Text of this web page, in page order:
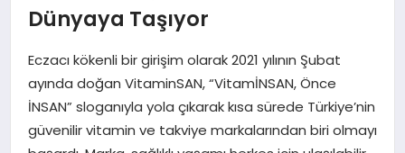
TEKNOLOJI
YAŞAM
Dünyaya Taşıyor
Eczacı kökenli bir girişim olarak 2021 yılının Şubat
ayında doğan VitaminSAN, “VitamİNSAN, Önce
İNSAN” sloganıyla yola çıkarak kısa sürede Türkiye’nin
güvenilir vitamin ve takviye markalarından biri olmayı